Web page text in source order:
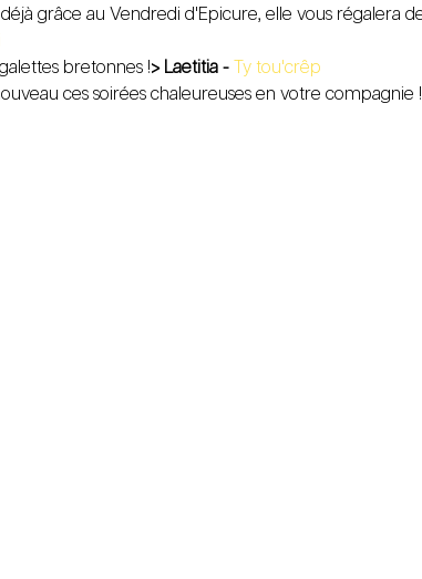
bretonnes !> Laetitia -
Ty tou'crêp
ces soirées chaleureuses en votre compagnie !